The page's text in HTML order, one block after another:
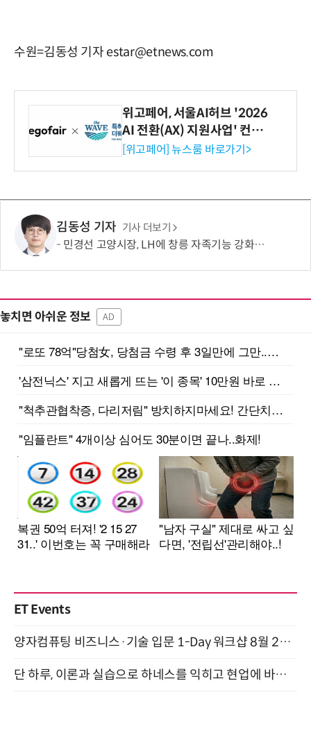
수원=김동성 기자 estar@etnews.com
위고페어, 서울AI허브 '2026
AI 전환(AX) 지원사업' 컨소
시엄 선정
[위고페어] 뉴스룸 바로가기>
김동성 기자 기사 더보기
민경선 고양시장, LH에 창릉 자족기능 강화·벌말마을 편입 요청
놓치면 아쉬운 정보 AD
ET Events
양자컴퓨팅 비즈니스·기술 입문 1-Day 워크샵 8월 28일 개최
단 하루, 이론과 실습으로 하네스를 익히고 현업에 바로 쓰는 핸즈온 워크숍 (8/20)